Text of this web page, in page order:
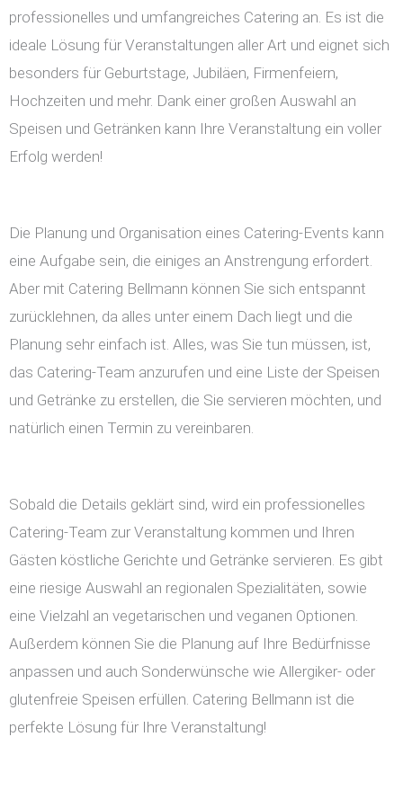
professionelles und umfangreiches Catering an. Es ist die
ideale Lösung für Veranstaltungen aller Art und eignet sich
besonders für Geburtstage, Jubiläen, Firmenfeiern,
Hochzeiten und mehr. Dank einer großen Auswahl an
Speisen und Getränken kann Ihre Veranstaltung ein voller
Erfolg werden!
Die Planung und Organisation eines Catering-Events kann
eine Aufgabe sein, die einiges an Anstrengung erfordert.
Aber mit Catering Bellmann können Sie sich entspannt
zurücklehnen, da alles unter einem Dach liegt und die
Planung sehr einfach ist. Alles, was Sie tun müssen, ist,
das Catering-Team anzurufen und eine Liste der Speisen
und Getränke zu erstellen, die Sie servieren möchten, und
natürlich einen Termin zu vereinbaren.
Sobald die Details geklärt sind, wird ein professionelles
Catering-Team zur Veranstaltung kommen und Ihren
Gästen köstliche Gerichte und Getränke servieren. Es gibt
eine riesige Auswahl an regionalen Spezialitäten, sowie
eine Vielzahl an vegetarischen und veganen Optionen.
Außerdem können Sie die Planung auf Ihre Bedürfnisse
anpassen und auch Sonderwünsche wie Allergiker- oder
glutenfreie Speisen erfüllen. Catering Bellmann ist die
perfekte Lösung für Ihre Veranstaltung!